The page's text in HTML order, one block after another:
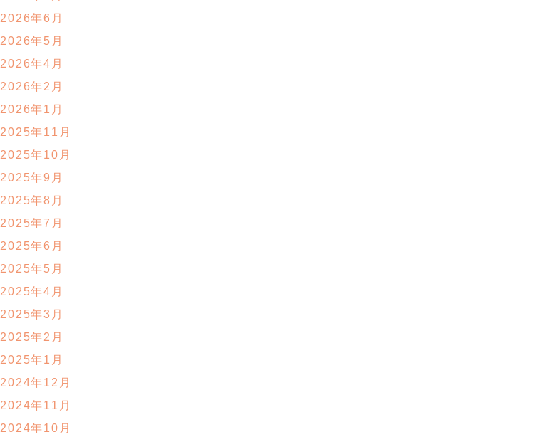
2026年6月
2026年5月
2026年4月
2026年2月
2026年1月
2025年11月
2025年10月
2025年9月
2025年8月
2025年7月
2025年6月
2025年5月
2025年4月
2025年3月
2025年2月
2025年1月
2024年12月
2024年11月
2024年10月